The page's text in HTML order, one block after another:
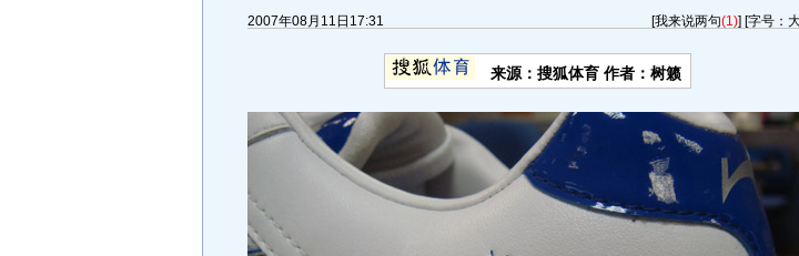
2007年08月11日17:31 [我来说两句(1)] [字号：
来源：搜狐体育 作者：树籁